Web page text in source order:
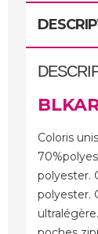
Coloris
polyester.
polyester.